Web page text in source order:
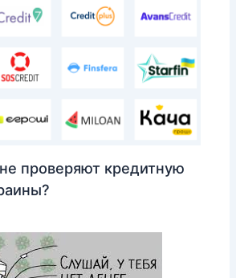
проверяют кредитную